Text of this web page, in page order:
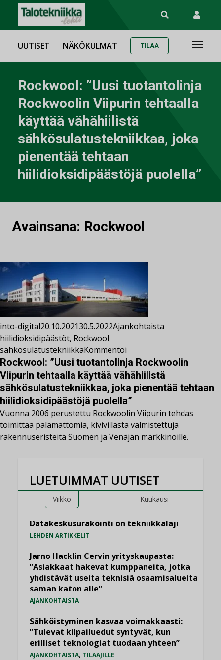
UUTISET NÄKÖKULMAT TILAA
Rockwool: ”Uusi tuotantolinja
Rockwoolin Viipurin tehtaalla
käyttää vähähiilistä
sähkösulatustekniikkaa, joka
pienentää tehtaan
hiilidioksidipäästöjä puolella”
Avainsana: Rockwool
into-digital20.10.202130.5.2022Ajankohtaista
hiilidioksidipäästöt, Rockwool,
sähkösulatustekniikkaKommentoi
Rockwool: ”Uusi tuotantolinja Rockwoolin
Viipurin tehtaalla käyttää vähähiilistä
sähkösulatustekniikkaa, joka pienentää tehtaan
hiilidioksidipäästöjä puolella”
Vuonna 2006 perustettu Rockwoolin Viipurin tehdas
toimittaa palamattomia, kivivillasta valmistettuja
rakennuseristeitä Suomen ja Venäjän markkinoille.
LUETUIMMAT UUTISET
Viikko Kuukausi
Datakeskusurakointi on tekniikkalaji
LEHDEN ARTIKKELIT
Jarno Hacklin Cervin yrityskaupasta:
”Asiakkaat hakevat kumppaneita, jotka
yhdistävät useita teknisiä osaamisalueita
saman katon alle”
AJANKOHTAISTA
Sähköistyminen kasvaa voimakkaasti:
”Tulevat kilpailuedut syntyvät, kun
erilliset teknologiat tuodaan yhteen”
AJANKOHTAISTA, TILAAJILLE